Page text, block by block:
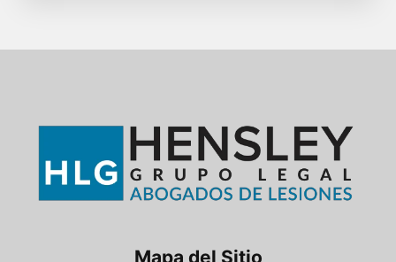
Mapa del Sitio